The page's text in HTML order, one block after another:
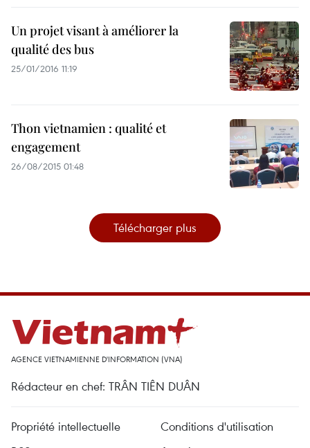
Un projet visant à améliorer la
qualité des bus
25/01/2016 11:19
Thon vietnamien : qualité et
engagement
26/08/2015 01:48
Télécharger plus
AGENCE VIETNAMIENNE D'INFORMATION (VNA)
Rédacteur en chef: TRÂN TIÊN DUÂN
Propriété intellectuelle
Conditions d'utilisation